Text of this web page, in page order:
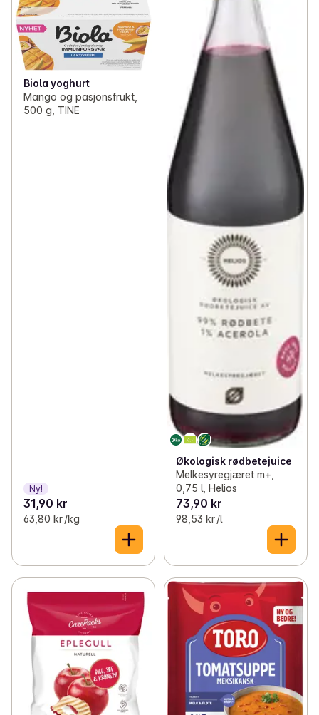
Biola yoghurt
Mango og pasjonsfrukt,
500 g, TINE
Ny!
31,90 kr
63,80 kr /kg
Økologisk rødbetejuice
Melkesyregjæret m+,
0,75 l, Helios
73,90 kr
98,53 kr /l